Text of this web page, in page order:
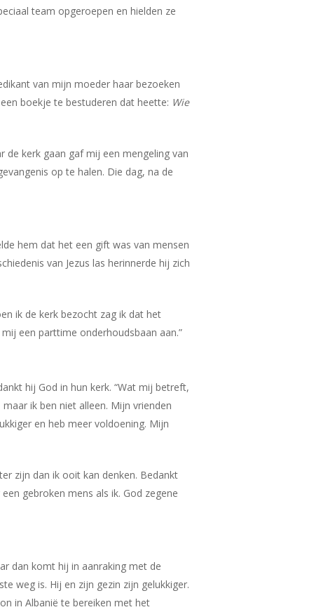
team opgeroepen en hielden ze
van mijn moeder haar bezoeken
boekje te bestuderen dat heette: Wie
de kerk gaan gaf mij een mengeling van
op te halen. Die dag, na de
hem dat het een gift was van mensen
van Jezus las herinnerde hij zich
ik de kerk bezocht zag ik dat het
een parttime onderhoudsbaan aan.”
hij God in hun kerk. “Wat mij betreft,
ik ben niet alleen. Mijn vrienden
en heb meer voldoening. Mijn
zijn dan ik ooit kan denken. Bedankt
gebroken mens als ik. God zegene
dan komt hij in aanraking met de
weg is. Hij en zijn gezin zijn gelukkiger.
in Albanië te bereiken met het